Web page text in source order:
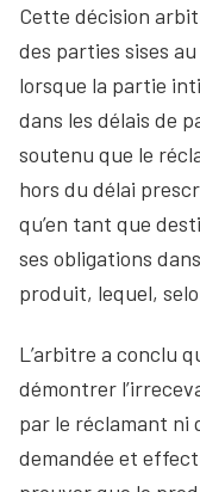
Cette décision
des parties sises
lorsque la partie
dans les délais de
soutenu que le
hors du délai
qu’en tant que
ses obligations
produit, lequel,
L’arbitre a conclu
démontrer
par le réclamant ni
demandée et